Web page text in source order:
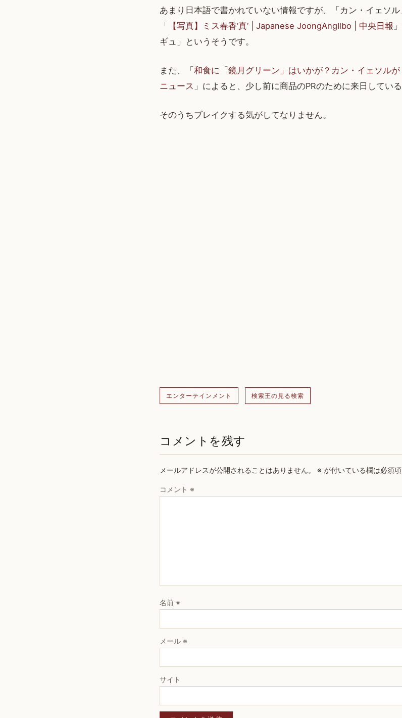
あまり日本語で書かれていない情報ですが、「カン・イェソル
「
【写真】ミス春香‘真’ | Japanese JoongAngIlbo | 中央日報
ギュ」というそうです。
また、「 和食に「鏡月グリーン」はいかが？カン・イェソル
ニュース 」によると、少し前に商品のPRのために来日している
そのうちブレイクする気がしてなりません。
エンターテインメント 検索王の見る検索
コメントを残す
メールアドレスが公開されることはありません。 ※ が付いている欄は必須
コメント ※
名前 ※
メール ※
サイト